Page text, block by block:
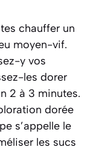
chauffer un
moyen-vif.
y vos
les dorer
2 à 3 minutes.
dorée
s’appelle le
les sucs